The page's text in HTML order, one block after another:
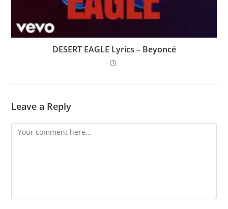
DESERT EAGLE Lyrics – Beyoncé
Leave a Reply
Comment